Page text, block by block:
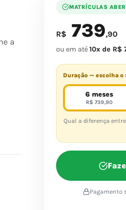
a
MATRÍCULAS
R$ 739,90
ou em até10x de R$
Duração — escolha o
6 meses
R$ 739,90
Qual a diferença
Pagamento